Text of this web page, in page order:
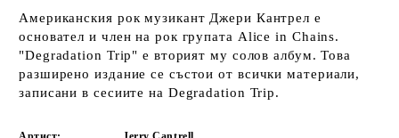
Американския рок музикант Джери Кантрел е
основател и член на рок групата Alice in Chains.
"Degradation Trip" е вторият му солов албум. Това
разширено издание се състои от всички материали,
записани в сесиите на Degradation Trip.